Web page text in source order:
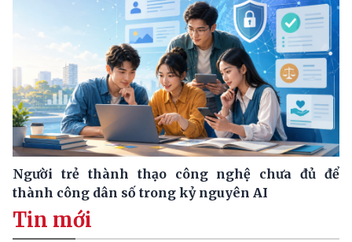
Người trẻ thành thạo công nghệ chưa đủ để
thành công dân số trong kỷ nguyên AI
Tin mới